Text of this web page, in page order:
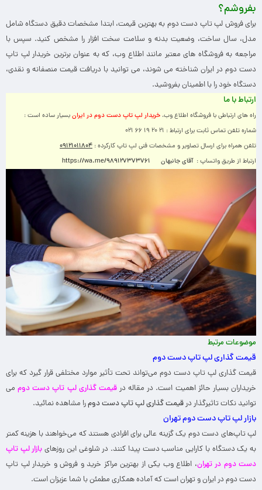
بفروشم؟
برای فروش لپ تاپ دست دوم به بهترین قیمت، ابتدا مشخصات دقیق دستگاه شامل
مدل، سال ساخت، وضعیت بدنه و سلامت سخت افزار را مشخص کنید. سپس با
مراجعه به فروشگاه های معتبر مانند اطلاع وب، که به عنوان برترین خریدار لپ تاپ
دست دوم در ایران شناخته می شوند، می توانید با دریافت قیمت منصفانه و نقدی،
دستگاه خود را با اطمینان بفروشید.
ارتباط با ما
راه های ارتباطی با فروشگاه اطلاع وب، خریدار لپ تاپ دست دوم در ایرانبسیار ساده است :
شماره تلفن تماس ثابت برای ارتباط : ۲۱ ۲۰ ۱۹ ۶۶ ۰۲۱
تلفن همراه برای ارسال تصاویر و مشخصات فنی لپ تاپ کارکرده : ۰۹۱۲۱۰۱۱۸۰۴
ارتباط از طریق واتساپ :آقای جانبهان https://wa.me/989127373761
موضوعات مرتبط
قیمت گذاری لپ تاپ دست دوم
قیمت گذاری لپ تاپ دست دوم می‌تواند تحت تأثیر موارد مختلفی قرار گیرد که برای
خریداران بسیار حائز اهمیت است. در مقاله درقیمت گذاری لپ تاپ دست دوم می
توانید نکات تاثیرگذار درقیمت گذاری لپ تاپ دست دومرا مشاهده نمائید.
بازار لپ تاپ دست دوم تهران
لپ تاپ‌های دست دوم یک گزینه عالی برای افرادی هستند که می‌خواهند با هزینه کمتر
به یک دستگاه با کارایی مناسب دست پیدا کنند. در شلوغی این روزهای بازار لپ تاپ
دست دوم در تهران، اطلاع وب یکی از بهترین مراکز خرید و فروش و خریدار لپ تاپ
دست دوم در ایران و تهران است که آماده همکاری مطمئن با شما عزیزان است.